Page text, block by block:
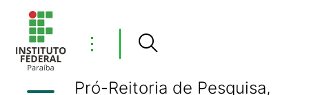
⋮
Pró-Reitoria de Pesquisa,